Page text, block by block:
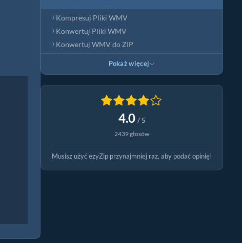
Kompresuj Pliki WMV
Konwertuj Pliki WMV
Konwertuj WMV do ZIP
Pokaż więcej
4.0 / 5
2439 głosów
Musisz użyć ezyZip przynajmniej raz, aby podać opinię!